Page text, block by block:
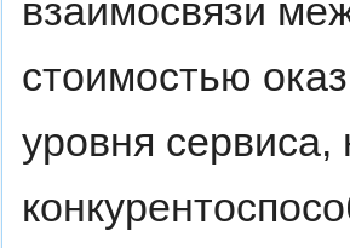
взаимосвязи
стоимостью
уровня